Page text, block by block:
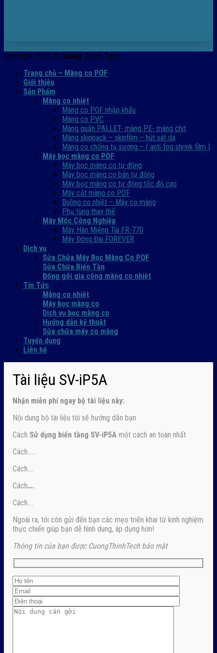
Copyright 2026 © Cường Thịnh Tech
Trang chủ – Màng co POF
Giới thiệu
Sản Phẩm
Màng co nhiệt
Màng co POF nhập khẩu
Màng co PVC
Màng quấn PALLET- màng PE- màng chit
Màng skinpack – skinfilm – hút sát da
Màng co chống tụ sương – ( anti-fog shrink film )
Máy bọc màng co POF
Máy bọc màng co tự động
Máy bọc màng co bán tự động
Máy bọc màng co tự động tốc độ cao
Máy cắt màng co POF
Buồng co nhiệt – Máy co màng
Phụ tùng thay thế
Máy Móc Công Nghiệp
Máy Hàn Miệng Túi FR-770
Máy Đóng Đai FOREVER
Dịch vụ
Sửa Chữa Máy Bọc Màng Co POF
Sửa Chữa Biến Tần
Đóng gói gia công màng co nhiệt
Tin Tức
Màng co nhiệt
Máy bọc màng co
Dich vụ bọc màng co
Hướng dẫn kỹ thuật
Sửa chữa máy co màng
Tuyển dụng
Liên hệ
Tài liệu SV-iP5A
Nhận miễn phí ngay bộ tài liệu này:
Nội dung bộ tài liệu tôi sẽ hướng dẫn bạn
Cách Sử dụng biến tầng SV-iP5A một cách an toàn nhất
Cách…..
Cách….
Cách….
Cách….
Ngoài ra, tôi còn gửi đến bạn các mẹo triển khai từ kinh nghiệm
thực chiến giúp bạn dễ hình dung, áp dụng hơn!
Thông tin của bạn được CuongThinhTech bảo mật